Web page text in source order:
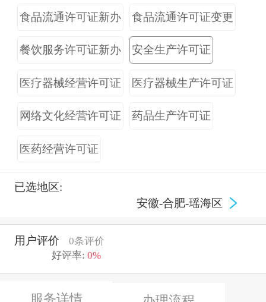
食品流通许可证新办 食品流通许可证变更
餐饮服务许可证新办 安全生产许可证
医疗器械经营许可证 医疗器械生产许可证
网络文化经营许可证 药品生产许可证
医药经营许可证
已选地区:
安徽-合肥-瑶海区
用户评价
0条评价
好评率: 0%